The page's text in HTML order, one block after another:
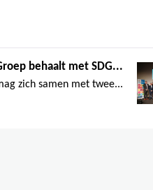
behaalt met SDG...
zich samen met twee...